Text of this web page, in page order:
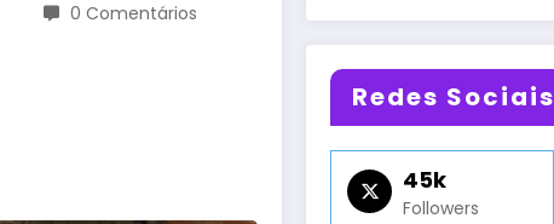
0 Comentários
Redes Sociais
45k
Followers